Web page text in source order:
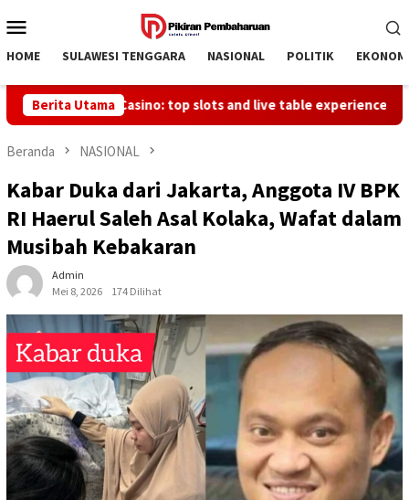
ke
Mobile
HOME SULAWESI TENGGARA NASIONAL POLITIK
Berita Utama
Casino: top slots and live table experiences await you
Beranda NASIONAL
Kabar Duka dari Jakarta, Anggota IV BPK
RI Haerul Saleh Asal Kolaka, Wafat dalam
Musibah Kebakaran
Admin
Mei 8, 2026
174 Dilihat